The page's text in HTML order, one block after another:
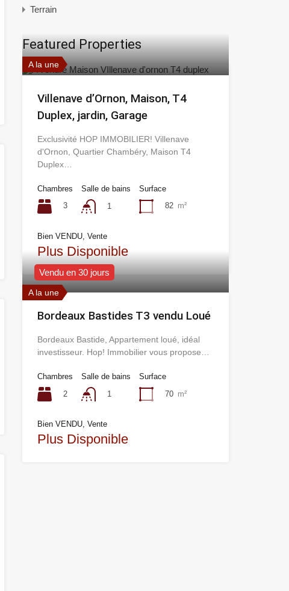
Terrain
Featured Properties
A la une
Villenave d’Ornon, Maison, T4
Duplex, jardin, Garage
Exclusivité HOP IMMOBILIER! Villenave
d'Ornon, Quartier Chambéry, Maison T4
Duplex…
Chambres
3
Salle de bains
1
Surface
82 m²
Bien VENDU, Vente
Plus Disponible
A la une
Vendu en 30 jours
Bordeaux Bastides T3 vendu Loué
Bordeaux Bastide, Appartement loué, idéal
investisseur. Hop! Immobilier vous propose…
Chambres
2
Salle de bains
1
Surface
70 m²
Bien VENDU, Vente
Plus Disponible